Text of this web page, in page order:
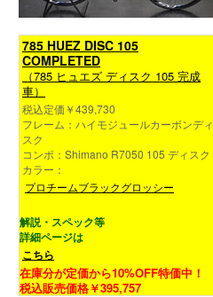
785 HUEZ DISC 105
COMPLETED
（785 ヒュエズ ディスク 105 完成
車）
税込定価￥439,730
フレーム：ハイモジュールカーボンディ
スク
コンポ：Shimano R7050 105 ディスク
カラー：
プロチームブラックグロッシー
解説・スペック等
詳細ページは
こちら
在庫分が定価から10%OFF特価中！
税込販売価格￥395,757